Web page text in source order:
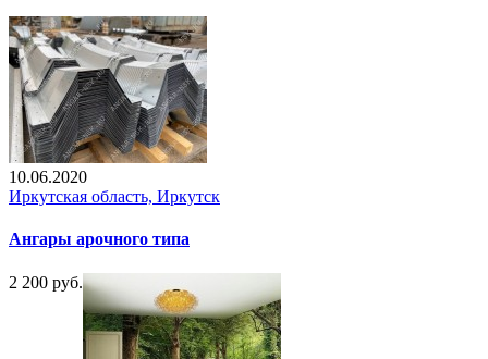
10.06.2020
Иркутская область, Иркутск
Ангары арочного типа
2 200 руб.